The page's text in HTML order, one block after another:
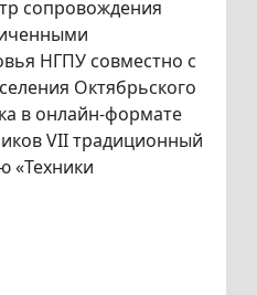
сопровождения
НГПУ совместно с
Октябрьского
в онлайн-формате
VII традиционный
«Техники